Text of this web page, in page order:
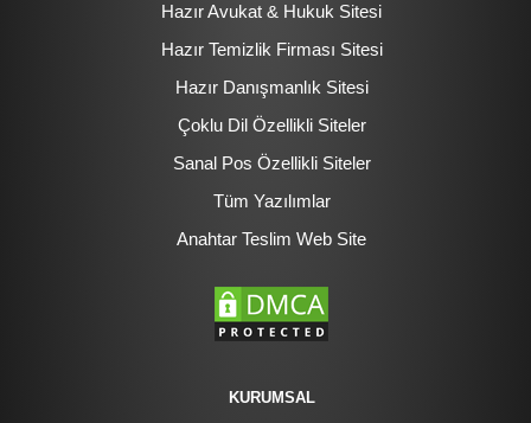
Hazır Avukat & Hukuk Sitesi
Hazır Temizlik Firması Sitesi
Hazır Danışmanlık Sitesi
Çoklu Dil Özellikli Siteler
Sanal Pos Özellikli Siteler
Tüm Yazılımlar
Anahtar Teslim Web Site
KURUMSAL